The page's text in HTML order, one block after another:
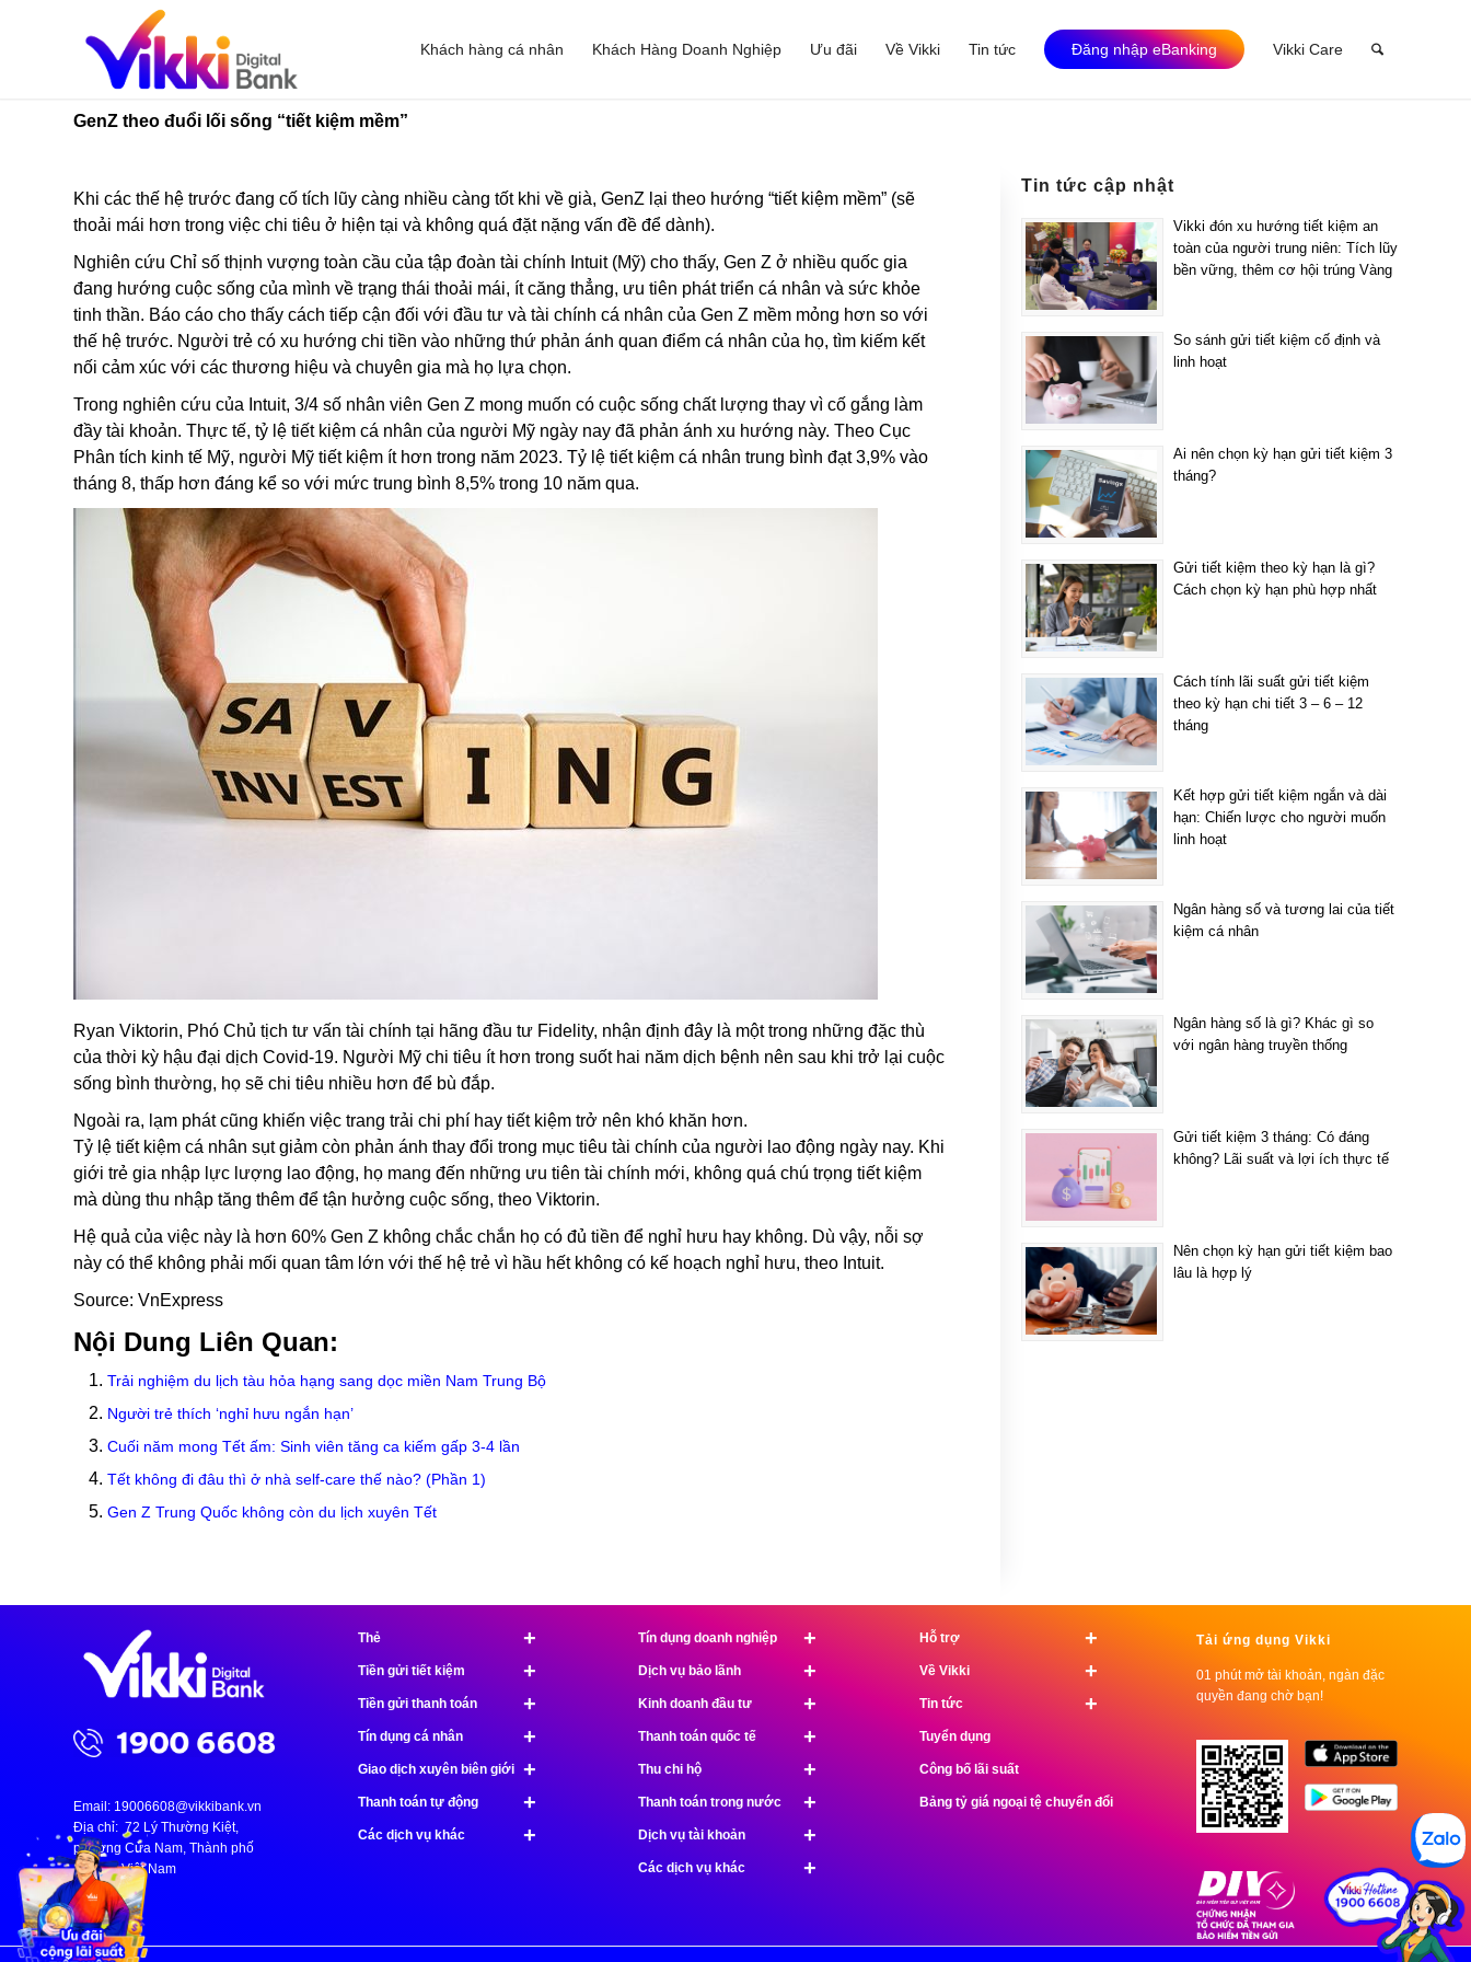
Khách hàng cá nhân Khách Hàng Doanh Nghiệp Ưu đãi Về Vikki Tin tức Đăng nhập eBanking Vikki Care
GenZ theo đuổi lối sống “tiết kiệm mềm”
Khi các thế hệ trước đang cố tích lũy càng nhiều càng tốt khi về già, GenZ lại theo hướng “tiết kiệm mềm” (sẽ
thoải mái hơn trong việc chi tiêu ở hiện tại và không quá đặt nặng vấn đề để dành).
Nghiên cứu Chỉ số thịnh vượng toàn cầu của tập đoàn tài chính Intuit (Mỹ) cho thấy, Gen Z ở nhiều quốc gia
đang hướng cuộc sống của mình về trạng thái thoải mái, ít căng thẳng, ưu tiên phát triển cá nhân và sức khỏe
tinh thần. Báo cáo cho thấy cách tiếp cận đối với đầu tư và tài chính cá nhân của Gen Z mềm mỏng hơn so với
thế hệ trước. Người trẻ có xu hướng chi tiền vào những thứ phản ánh quan điểm cá nhân của họ, tìm kiếm kết
nối cảm xúc với các thương hiệu và chuyên gia mà họ lựa chọn.
Trong nghiên cứu của Intuit, 3/4 số nhân viên Gen Z mong muốn có cuộc sống chất lượng thay vì cố gắng làm
đầy tài khoản. Thực tế, tỷ lệ tiết kiệm cá nhân của người Mỹ ngày nay đã phản ánh xu hướng này. Theo Cục
Phân tích kinh tế Mỹ, người Mỹ tiết kiệm ít hơn trong năm 2023. Tỷ lệ tiết kiệm cá nhân trung bình đạt 3,9% vào
tháng 8, thấp hơn đáng kể so với mức trung bình 8,5% trong 10 năm qua.
Ryan Viktorin, Phó Chủ tịch tư vấn tài chính tại hãng đầu tư Fidelity, nhận định đây là một trong những đặc thù
của thời kỳ hậu đại dịch Covid-19. Người Mỹ chi tiêu ít hơn trong suốt hai năm dịch bệnh nên sau khi trở lại cuộc
sống bình thường, họ sẽ chi tiêu nhiều hơn để bù đắp.
Ngoài ra, lạm phát cũng khiến việc trang trải chi phí hay tiết kiệm trở nên khó khăn hơn.
Tỷ lệ tiết kiệm cá nhân sụt giảm còn phản ánh thay đổi trong mục tiêu tài chính của người lao động ngày nay. Khi
giới trẻ gia nhập lực lượng lao động, họ mang đến những ưu tiên tài chính mới, không quá chú trọng tiết kiệm
mà dùng thu nhập tăng thêm để tận hưởng cuộc sống, theo Viktorin.
Hệ quả của việc này là hơn 60% Gen Z không chắc chắn họ có đủ tiền để nghỉ hưu hay không. Dù vậy, nỗi sợ
này có thể không phải mối quan tâm lớn với thế hệ trẻ vì hầu hết không có kế hoạch nghỉ hưu, theo Intuit.
Source: VnExpress
Nội Dung Liên Quan:
Trải nghiệm du lịch tàu hỏa hạng sang dọc miền Nam Trung Bộ
Người trẻ thích ‘nghỉ hưu ngắn hạn’
Cuối năm mong Tết ấm: Sinh viên tăng ca kiếm gấp 3-4 lần
Tết không đi đâu thì ở nhà self-care thế nào? (Phần 1)
Gen Z Trung Quốc không còn du lịch xuyên Tết
Tin tức cập nhật
Vikki đón xu hướng tiết kiệm an
toàn của người trung niên: Tích lũy
bền vững, thêm cơ hội trúng Vàng
So sánh gửi tiết kiệm cố định và
linh hoạt
Ai nên chọn kỳ hạn gửi tiết kiệm 3
tháng?
Gửi tiết kiệm theo kỳ hạn là gì?
Cách chọn kỳ hạn phù hợp nhất
Cách tính lãi suất gửi tiết kiệm
theo kỳ hạn chi tiết 3 – 6 – 12
tháng
Kết hợp gửi tiết kiệm ngắn và dài
hạn: Chiến lược cho người muốn
linh hoạt
Ngân hàng số và tương lai của tiết
kiệm cá nhân
Ngân hàng số là gì? Khác gì so
với ngân hàng truyền thống
Gửi tiết kiệm 3 tháng: Có đáng
không? Lãi suất và lợi ích thực tế
Nên chọn kỳ hạn gửi tiết kiệm bao
lâu là hợp lý
Email: 19006608@vikkibank.vn
Địa chỉ: 72 Lý Thường Kiệt,
phường Cửa Nam, Thành phố
Hà Nội, Việt Nam
+
Thẻ
+
Tiền gửi tiết kiệm
+
Tiền gửi thanh toán
+
Tín dụng cá nhân
+
Giao dịch xuyên biên giới
+
Thanh toán tự động
+
Các dịch vụ khác
+
Tín dụng doanh nghiệp
+
Dịch vụ bảo lãnh
+
Kinh doanh đầu tư
+
Thanh toán quốc tế
+
Thu chi hộ
+
Thanh toán trong nước
+
Dịch vụ tài khoản
+
Các dịch vụ khác
+
Hỗ trợ
+
Về Vikki
+
Tin tức
Tuyển dụng
Công bố lãi suất
Bảng tỷ giá ngoại tệ chuyển đổi
Tải ứng dụng Vikki
01 phút mở tài khoản, ngàn đặc
quyền đang chờ bạn!